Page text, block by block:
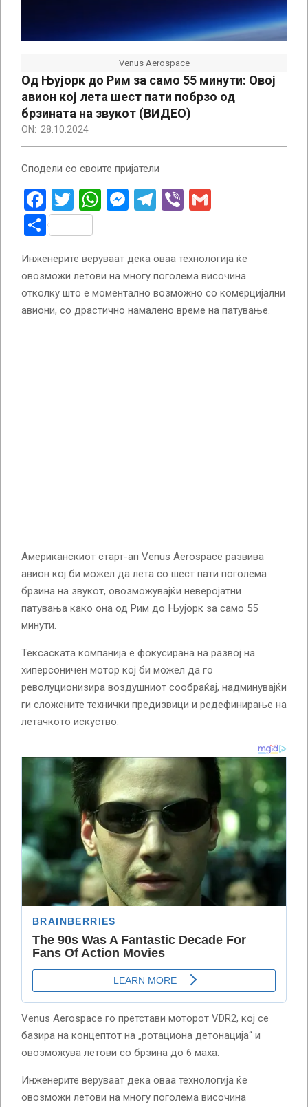
Venus Aerospace
Од Њујорк до Рим за само 55 минути: Oвој
авион кој лета шест пати побрзо од
брзината на звукот (ВИДЕО)
ON: 28.10.2024
Сподели со своите пријатели
Facebook
Twitter
WhatsApp
Messenger
Telegram
Viber
Share
Инженерите веруваат дека оваа технологија ќе
овозможи летови на многу поголема височина
отколку што е моментално возможно со комерцијални
авиони, со драстично намалено време на патување.
Американскиот старт-ап Venus Aerospace развива
авион кој би можел да лета со шест пати поголема
брзина на звукот, овозможувајќи неверојатни
патувања како она од Рим до Њујорк за само 55
минути.
Тексаската компанија е фокусирана на развој на
хиперсоничен мотор кој би можел да го
револуционизира воздушниот сообраќај, надминувајќи
ги сложените технички предизвици и редефинирање на
летачкото искуство.
Venus Aerospace го претстави моторот VDR2, кој се
базира на концептот на „ротациона детонација“ и
овозможува летови со брзина до 6 маха.
Инженерите веруваат дека оваа технологија ќе
овозможи летови на многу поголема височина